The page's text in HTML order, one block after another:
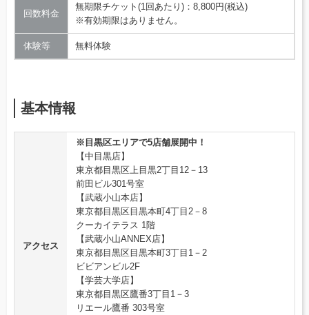
回数料金
無期限チケット(1回あたり)：8,800円(税込)
※有効期限はありません。
体験等 無料体験
基本情報
アクセス
※目黒区エリアで5店舗展開中！
【中目黒店】
東京都目黒区上目黒2丁目12－13
前田ビル301号室
【武蔵小山本店】
東京都目黒区目黒本町4丁目2－8
クーカイテラス 1階
【武蔵小山ANNEX店】
東京都目黒区目黒本町3丁目1－2
ビビアンビル2F
【学芸大学店】
東京都目黒区鷹番3丁目1－3
リエール鷹番 303号室